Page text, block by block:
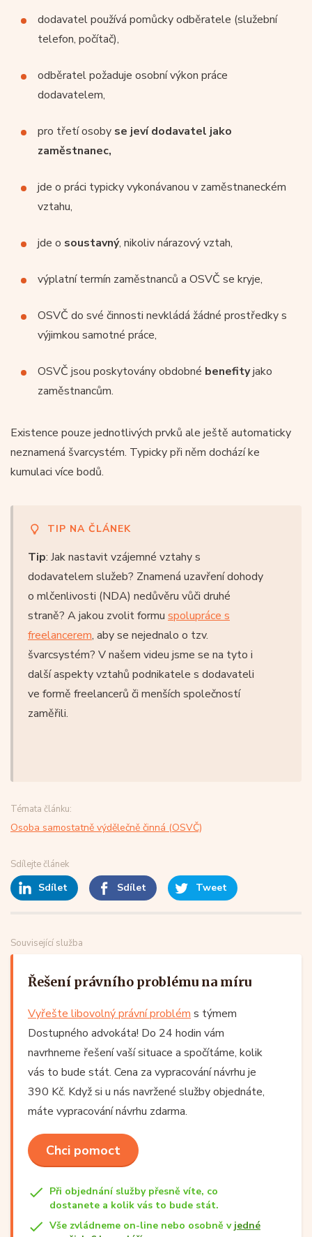
dodavatel používá pomůcky odběratele (služební
telefon, počítač),
odběratel požaduje osobní výkon práce
dodavatelem,
pro třetí osoby se jeví dodavatel jako
zaměstnanec,
jde o práci typicky vykonávanou v zaměstnaneckém
vztahu,
jde o soustavný, nikoliv nárazový vztah,
výplatní termín zaměstnanců a OSVČ se kryje,
OSVČ do své činnosti nevkládá žádné prostředky s
výjimkou samotné práce,
OSVČ jsou poskytovány obdobné benefityjako
zaměstnancům.
Existence pouze jednotlivých prvků ale ještě automaticky
neznamená švarcystém. Typicky při něm dochází ke
kumulaci více bodů.
TIP NA ČLÁNEK
Tip: Jak nastavit vzájemné vztahy s
dodavatelem služeb? Znamená uzavření dohody
o mlčenlivosti (NDA) nedůvěru vůči druhé
straně? A jakou zvolit formu spolupráce s
freelancerem, aby se nejednalo o tzv.
švarcsystém? V našem videu jsme se na tyto i
další aspekty vztahů podnikatele s dodavateli
ve formě freelancerů či menších společností
zaměřili.
Témata článku:
Osoba samostatně výdělečně činná (OSVČ)
Sdílejte článek
Sdílet Sdílet Tweet
Související služba
Řešení právního problému na míru
Vyřešte libovolný právní problém s týmem
Dostupného advokáta! Do 24 hodin vám
navrhneme řešení vaší situace a spočítáme, kolik
vás to bude stát. Cena za vypracování návrhu je
390 Kč. Když si u nás navržené služby objednáte,
máte vypracování návrhu zdarma.
Chci pomoct
Při objednání služby přesně víte, co
dostanete a kolik vás to bude stát.
Vše zvládneme on-line nebo osobně v jedné